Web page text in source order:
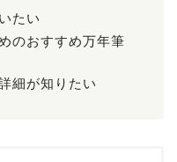
たい
のおすすめ万年筆
細が知りたい